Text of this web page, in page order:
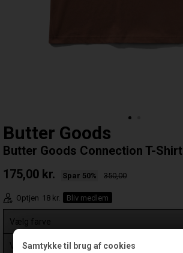
Samtykke til brug af cookies
Butter Goods
Butter Goods Connection T-Shirt
175,00 kr. Spar 50% 350,00
Optjen 18 kr. Bliv medlem